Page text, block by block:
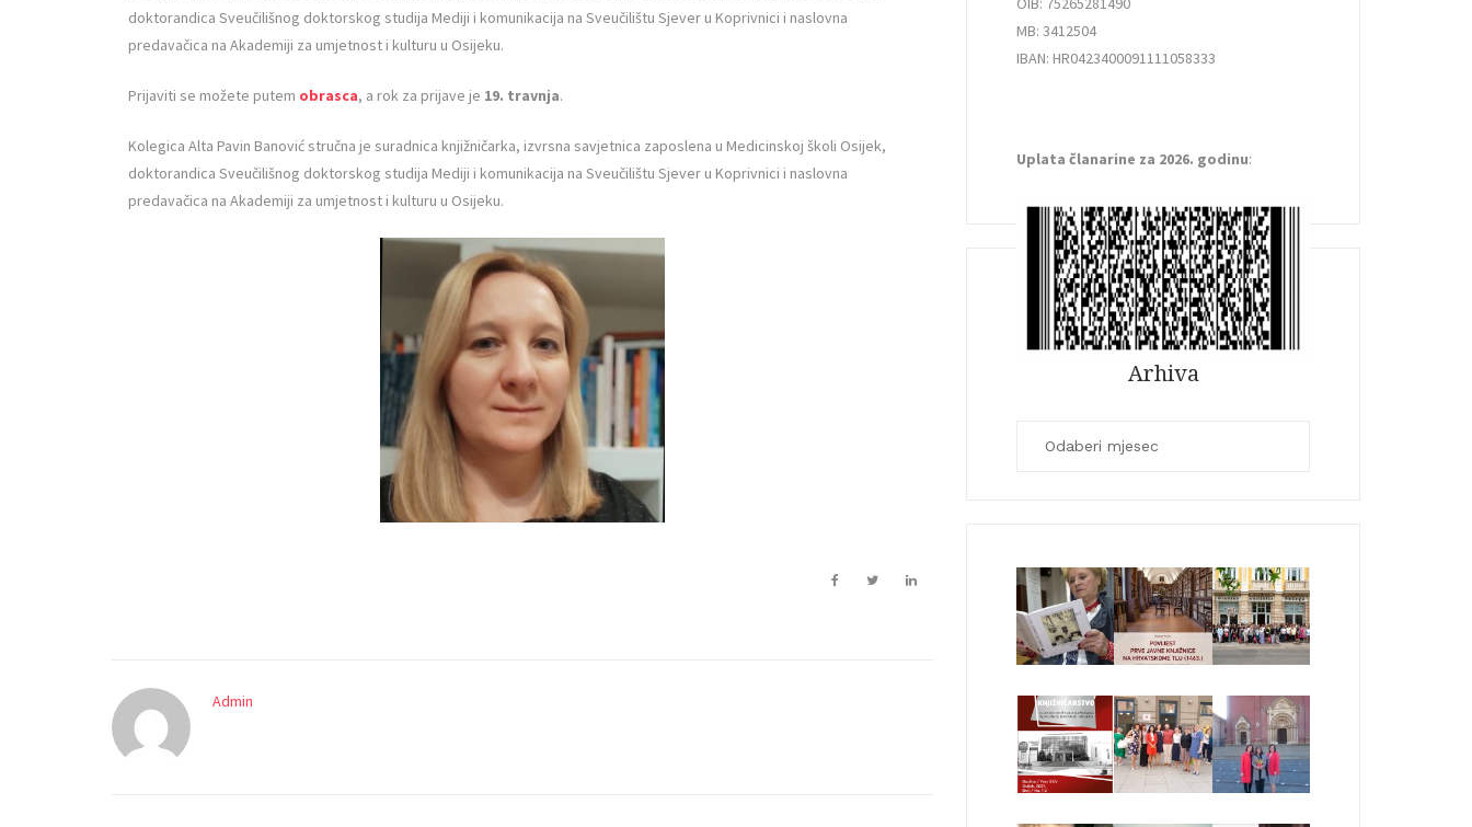
doktorandica Sveučilišnog doktorskog studija Mediji i komunikacija na Sveučilištu Sjever u Koprivnici i naslovna
predavačica na Akademiji za umjetnost i kulturu u Osijeku.
Prijaviti se možete putem obrasca, a rok za prijave je 19. travnja.
Kolegica Alta Pavin Banović stručna je suradnica knjižničarka, izvrsna savjetnica zaposlena u Medicinskoj školi Osijek,
doktorandica Sveučilišnog doktorskog studija Mediji i komunikacija na Sveučilištu Sjever u Koprivnici i naslovna
predavačica na Akademiji za umjetnost i kulturu u Osijeku.
Admin
MB: 3412504
IBAN: HR0423400091111058333
Uplata članarine za 2026. godinu:
Arhiva